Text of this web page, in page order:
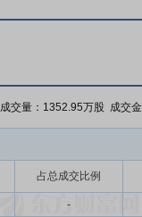
成交量：1352.95万股 成交
占总成交比例
-